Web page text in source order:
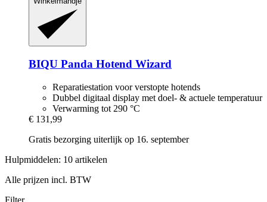
BIQU Panda Hotend Wizard
Reparatiestation voor verstopte hotends
Dubbel digitaal display met doel- & actuele temperatuur
Verwarming tot 290 °C
€ 131,99
Gratis bezorging uiterlijk op 16. september
Hulpmiddelen: 10 artikelen
Alle prijzen incl. BTW
Filter